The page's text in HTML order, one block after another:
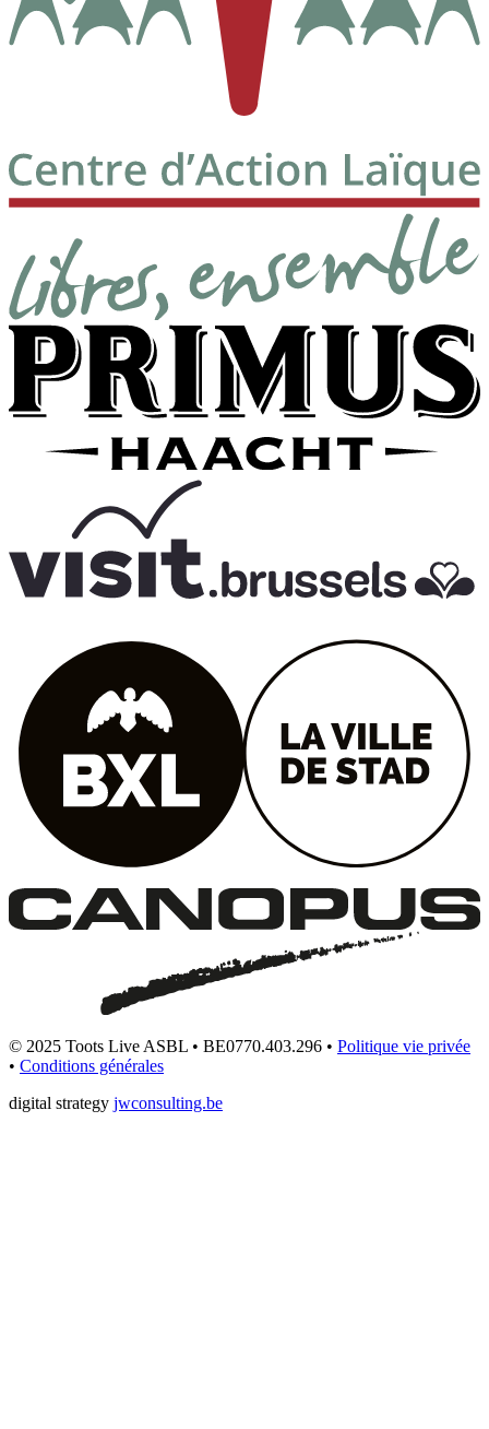
© 2025 Toots Live ASBL • BE0770.403.296 • Politique vie privée
• Conditions générales
digital strategy jwconsulting.be